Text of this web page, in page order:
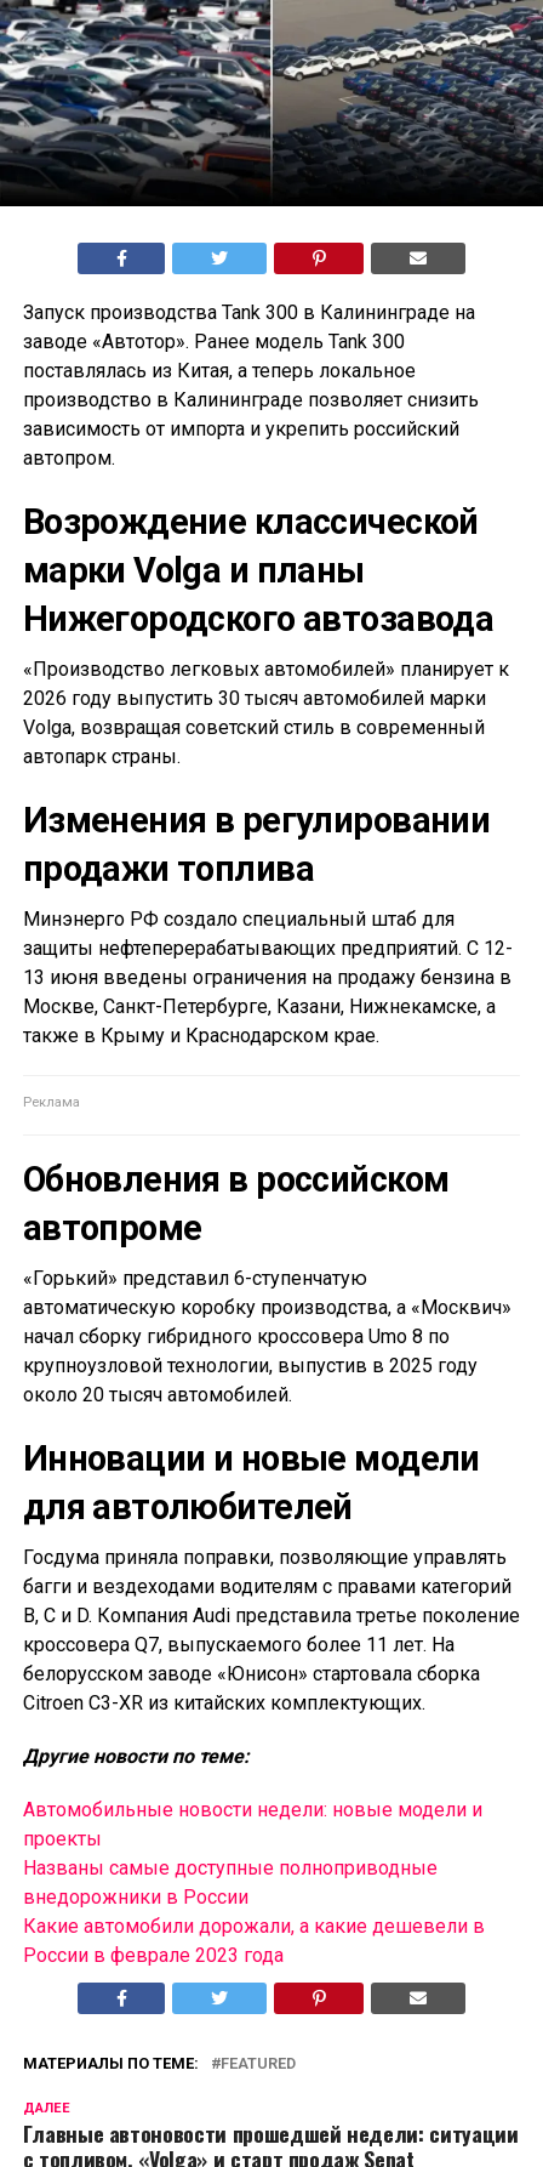
Запуск производства Tank 300 в Калининграде на
заводе «Автотор». Ранее модель Tank 300
поставлялась из Китая, а теперь локальное
производство в Калининграде позволяет снизить
зависимость от импорта и укрепить российский
автопром.
Возрождение классической
марки Volga и планы
Нижегородского автозавода
«Производство легковых автомобилей» планирует к
2026 году выпустить 30 тысяч автомобилей марки
Volga, возвращая советский стиль в современный
автопарк страны.
Изменения в регулировании
продажи топлива
Минэнерго РФ создало специальный штаб для
защиты нефтеперерабатывающих предприятий. С 12-
13 июня введены ограничения на продажу бензина в
Москве, Санкт-Петербурге, Казани, Нижнекамске, а
также в Крыму и Краснодарском крае.
Обновления в российском
автопроме
«Горький» представил 6-ступенчатую
автоматическую коробку производства, а «Москвич»
начал сборку гибридного кроссовера Umo 8 по
крупноузловой технологии, выпустив в 2025 году
около 20 тысяч автомобилей.
Инновации и новые модели
для автолюбителей
Госдума приняла поправки, позволяющие управлять
багги и вездеходами водителям с правами категорий
B, C и D. Компания Audi представила третье поколение
кроссовера Q7, выпускаемого более 11 лет. На
белорусском заводе «Юнисон» стартовала сборка
Citroen C3-XR из китайских комплектующих.
Другие новости по теме:
Автомобильные новости недели: новые модели и
проекты
Названы самые доступные полноприводные
внедорожники в России
Какие автомобили дорожали, а какие дешевели в
России в феврале 2023 года
МАТЕРИАЛЫ ПО ТЕМЕ: FEATURED
ДАЛЕЕ
Главные автоновости прошедшей недели: ситуации
с топливом, «Volga» и старт продаж Senat